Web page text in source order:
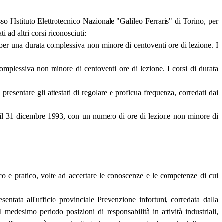
l'Istituto Elettrotecnico Nazionale "Galileo Ferraris" di Torino, per
ad altri corsi riconosciuti:
una durata complessiva non minore di centoventi ore di lezione. I
non minore di centoventi ore di lezione. I corsi di durata
gli attestati di regolare e proficua frequenza, corredati dai
31 dicembre 1993, con un numero di ore di lezione non minore di
e pratico, volte ad accertare le conoscenze e le competenze di cui
all'ufficio provinciale Prevenzione infortuni, corredata dalla
periodo posizioni di responsabilità in attività industriali,